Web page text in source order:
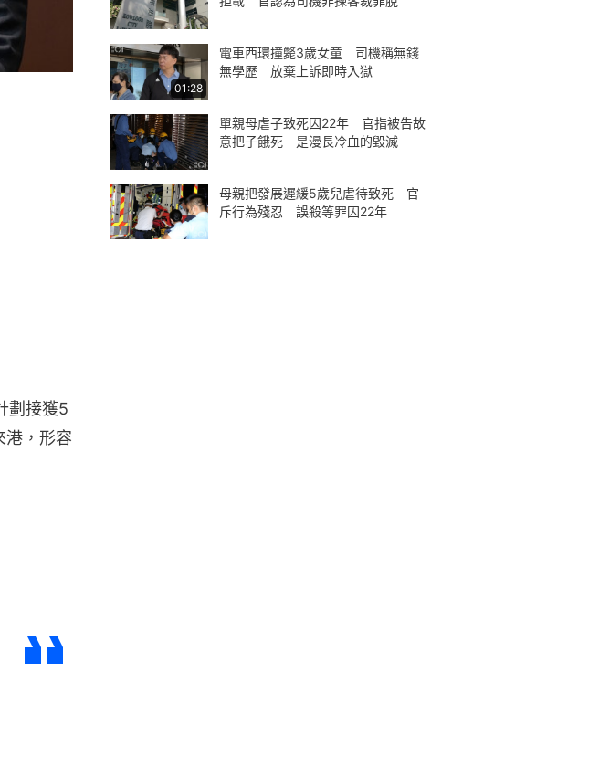
劃接獲5
港，形容
01:28
電車西環撞斃3歲女童 司機稱無錢
無學歷 放棄上訴即時入獄
單親母虐子致死囚22年 官指被告故
意把子餓死 是漫長冷血的毀滅
母親把發展遲緩5歲兒虐待致死 官
斥行為殘忍 誤殺等罪囚22年